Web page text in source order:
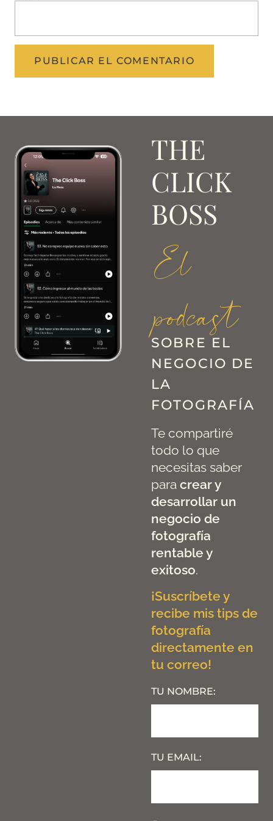
THE
CLICK
BOSS
El
podcast
SOBRE EL
NEGOCIO DE
LA
FOTOGRAFÍA
Te compartiré
todo lo que
necesitas saber
para crear y
desarrollar un
negocio de
fotografía
rentable y
exitoso.
¡Suscríbete y
recibe mis tips de
fotografía
directamente en
tu correo!
TU NOMBRE:
TU EMAIL: